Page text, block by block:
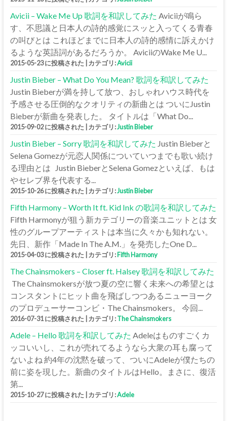
Avicii – Wake Me Up 歌詞を和訳してみた Aviciiが鳴ら
す、不思議と日本人の詩的感覚にスッと入ってくる青春
の叫びとは これほどまでに日本人の詩的感情に訴えかけ
るような英語詞があるだろうか。 AviciiのWake Me U...
2015-05-23 に投稿された カテゴリ:Avicii
Justin Bieber – What Do You Mean? 歌詞を和訳してみた
Justin Bieberが満を持して放つ、おしゃれハウス時代を
予感させる圧倒的なクオリティの新曲とは ついにJustin
Bieberが新曲を発表した。 タイトルは「What Do...
2015-09-02 に投稿された カテゴリ:Justin Bieber
Justin Bieber – Sorry 歌詞を和訳してみた Justin Bieberと
Selena Gomezが元恋人関係についていつまでも歌い続け
る理由とは Justin BieberとSelena Gomezといえば、もは
やセレブ界を代表する...
2015-10-26 に投稿された カテゴリ:Justin Bieber
Fifth Harmony – Worth It ft. Kid Ink の歌詞を和訳してみた
Fifth Harmonyが狙う新カテゴリーの音楽ユニットとは 女
性のグループアーティストは本当に久々かも知れない。
先日、新作「Made In The A.M.」を発売したOne D...
2015-04-03 に投稿された カテゴリ:Fifth Harmony
The Chainsmokers – Closer ft. Halsey 歌詞を和訳してみた
The Chainsmokersが放つ夏の空に響く未来への希望とは
コンスタントにヒット曲を飛ばしつつあるニューヨーク
のプロデューサーコンビ・The Chainsmokers。 今回...
2016-07-31 に投稿された カテゴリ:The Chainsmokers
Adele – Hello 歌詞を和訳してみた Adeleはものすごくカ
ッコいいし、これが売れてるようなら大衆の耳も腐って
ないよね 約4年の沈黙を破って、ついにAdeleが僕たちの
前に姿を現した。新曲のタイトルはHello。まさに、復活
第...
2015-10-27 に投稿された カテゴリ:Adele